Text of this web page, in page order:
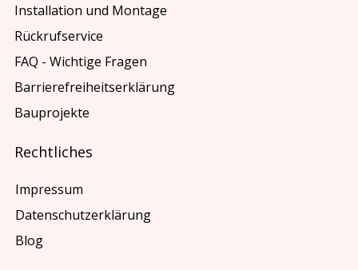
Installation und Montage
Rückrufservice
FAQ - Wichtige Fragen
Barrierefreiheitserklärung
Bauprojekte
Rechtliches
Impressum
Datenschutzerklärung
Blog